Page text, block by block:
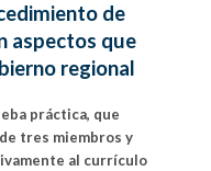
de
aspectos que
regional
práctica, que
tres miembros y
al currículo